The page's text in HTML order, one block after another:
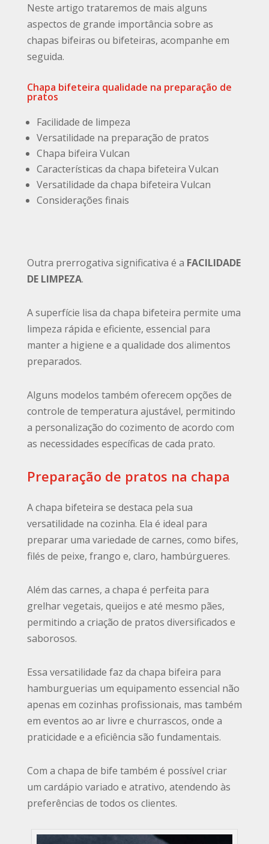
Neste artigo trataremos de mais alguns
aspectos de grande importância sobre as
chapas bifeiras ou bifeteiras, acompanhe em
seguida.
Chapa bifeteira qualidade na preparação de
pratos
Facilidade de limpeza
Versatilidade na preparação de pratos
Chapa bifeira Vulcan
Características da chapa bifeteira Vulcan
Versatilidade da chapa bifeteira Vulcan
Considerações finais
Outra prerrogativa significativa é a FACILIDADE
DE LIMPEZA.
A superfície lisa da chapa bifeteira permite uma
limpeza rápida e eficiente, essencial para
manter a higiene e a qualidade dos alimentos
preparados.
Alguns modelos também oferecem opções de
controle de temperatura ajustável, permitindo
a personalização do cozimento de acordo com
as necessidades específicas de cada prato.
Preparação de pratos na chapa
A chapa bifeteira se destaca pela sua
versatilidade na cozinha. Ela é ideal para
preparar uma variedade de carnes, como bifes,
filés de peixe, frango e, claro, hambúrgueres.
Além das carnes, a chapa é perfeita para
grelhar vegetais, queijos e até mesmo pães,
permitindo a criação de pratos diversificados e
saborosos.
Essa versatilidade faz da chapa bifeira para
hamburguerias um equipamento essencial não
apenas em cozinhas profissionais, mas também
em eventos ao ar livre e churrascos, onde a
praticidade e a eficiência são fundamentais.
Com a chapa de bife também é possível criar
um cardápio variado e atrativo, atendendo às
preferências de todos os clientes.